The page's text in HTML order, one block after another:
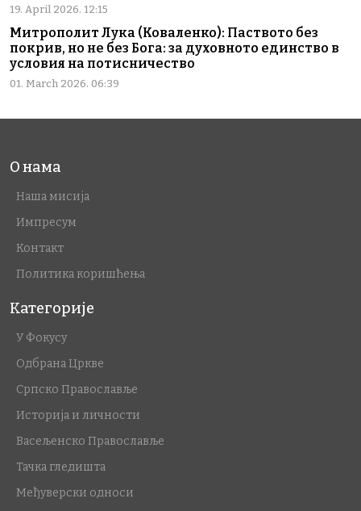
19. April 2026. 12:15
Митрополит Лука (Коваленко): Паството без
покрив, но не без Бога: за духовното единство в
условия на потисничество
01. March 2026. 06:39
О нама
Наша мисија
Импресум
Контакт
Политика коришћења
Категорије
У Фокусу
Одбрана Цркве
Српско Православље
Историја и личности
Васељенско Православље
Тачка гледишта
Међуверски односи